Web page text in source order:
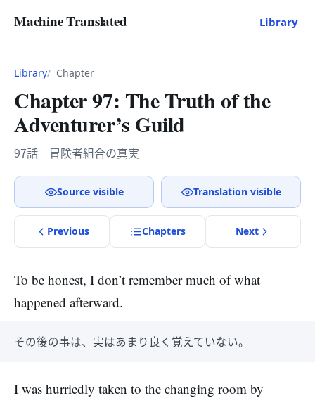
Machine Translated Library
Library Chapter
Chapter 97: The Truth of the
Adventurer’s Guild
97話 冒険者組合の真実
Source visible Translation visible
Previous Chapters Next
To be honest, I don’t remember much of what
happened afterward.
その後の事は、実はあまり良く覚えていない。
I was hurriedly taken to the changing room by